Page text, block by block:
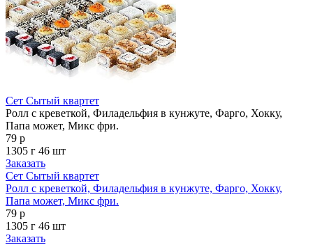
Сет Сытый квартет
Ролл с креветкой, Филадельфия в кунжуте, Фарго, Хокку,
Папа может, Микс фри.
79 р
1305 г 46 шт
Заказать
Сет Сытый квартет
Ролл с креветкой, Филадельфия в кунжуте, Фарго, Хокку,
Папа может, Микс фри.
79 р
1305 г 46 шт
Заказать